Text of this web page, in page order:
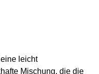
leicht
Mischung, die die